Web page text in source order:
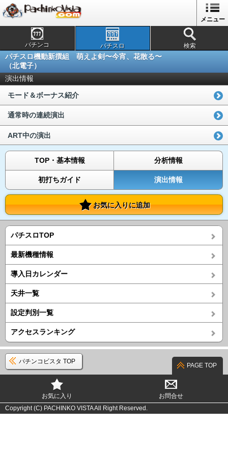
メニュー
パチンコ パチスロ 検索
パチスロ機動新撰組 萌えよ剣〜今宵、花散る〜
（北電子）
演出情報
モード＆ボーナス紹介
通常時の連続演出
ART中の演出
TOP・基本情報 分析情報
初打ちガイド 演出情報
お気に入りに追加
パチスロTOP
最新機種情報
導入日カレンダー
天井一覧
設定判別一覧
アクセスランキング
パチンコビスタ TOP
PAGE TOP
お気に入り
お問合せ
Copyright (C) PACHINKO VISTA All Right Reserved.